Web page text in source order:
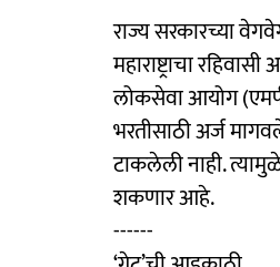
राज्य सरकारच्या
महाराष्ट्राचा
लोकसेवा आयोग
भरतीसाठी अर्ज
टाकलेली नाही.
शकणार आहे.
------